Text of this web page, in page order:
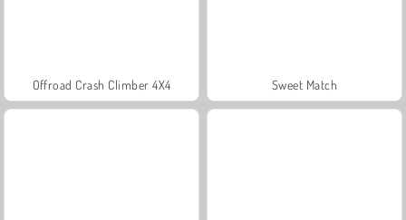
Offroad Crash Climber 4X4 Sweet Match